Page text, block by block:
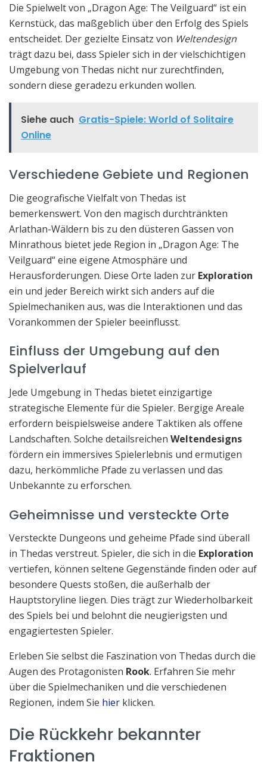
Die Spielwelt von „Dragon Age: The Veilguard“ ist ein
Kernstück, das maßgeblich über den Erfolg des Spiels
entscheidet. Der gezielte Einsatz von Weltendesign
trägt dazu bei, dass Spieler sich in der vielschichtigen
Umgebung von Thedas nicht nur zurechtfinden,
sondern diese geradezu erkunden wollen.
Siehe auch Gratis-Spiele: World of Solitaire
Online
Verschiedene Gebiete und Regionen
Die geografische Vielfalt von Thedas ist
bemerkenswert. Von den magisch durchtränkten
Arlathan-Wäldern bis zu den düsteren Gassen von
Minrathous bietet jede Region in „Dragon Age: The
Veilguard“ eine eigene Atmosphäre und
Herausforderungen. Diese Orte laden zur Exploration
ein und jeder Bereich wirkt sich anders auf die
Spielmechaniken aus, was die Interaktionen und das
Vorankommen der Spieler beeinflusst.
Einfluss der Umgebung auf den
Spielverlauf
Jede Umgebung in Thedas bietet einzigartige
strategische Elemente für die Spieler. Bergige Areale
erfordern beispielsweise andere Taktiken als offene
Landschaften. Solche detailsreichen Weltendesigns
fördern ein immersives Spielerlebnis und ermutigen
dazu, herkömmliche Pfade zu verlassen und das
Unbekannte zu erforschen.
Geheimnisse und versteckte Orte
Versteckte Dungeons und geheime Pfade sind überall
in Thedas verstreut. Spieler, die sich in die Exploration
vertiefen, können seltene Gegenstände finden oder auf
besondere Quests stoßen, die außerhalb der
Hauptstoryline liegen. Dies trägt zur Wiederholbarkeit
des Spiels bei und belohnt die neugierigsten und
engagiertesten Spieler.
Erleben Sie selbst die Faszination von Thedas durch die
Augen des Protagonisten Rook. Erfahren Sie mehr
über die Spielmechaniken und die verschiedenen
Regionen, indem Sie hier klicken.
Die Rückkehr bekannter
Fraktionen